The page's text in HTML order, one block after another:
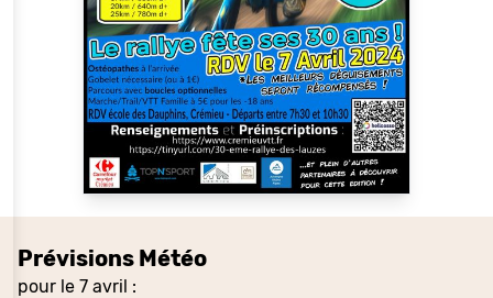
Prévisions Météo
pour le 7 avril :